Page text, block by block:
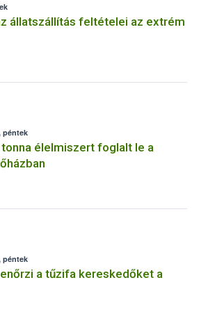
állatszállítás feltételei az extrém
péntek
élelmiszert foglalt le a
péntek
a tűzifa kereskedőket a